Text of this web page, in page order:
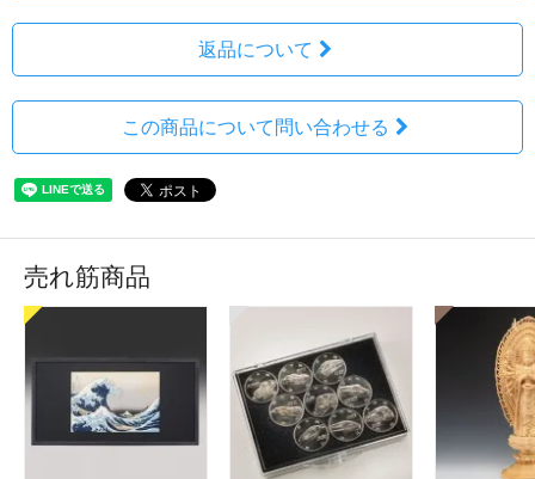
返品について
この商品について問い合わせる
売れ筋商品